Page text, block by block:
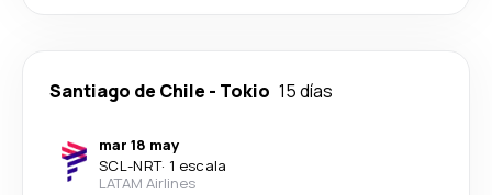
Santiago de Chile - Tokio 15 días
mar 18 may
SCL-NRT· 1 escala
LATAM Airlines